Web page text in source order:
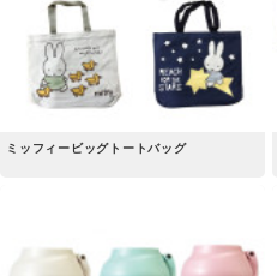
ミッフィービッグトートバッグ